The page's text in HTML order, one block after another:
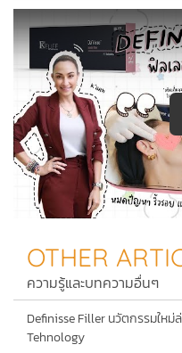
OTHER
ความรู้และบทความอื่นๆ
Definisse Filler นวัตกรรมใหม่
Tehnology